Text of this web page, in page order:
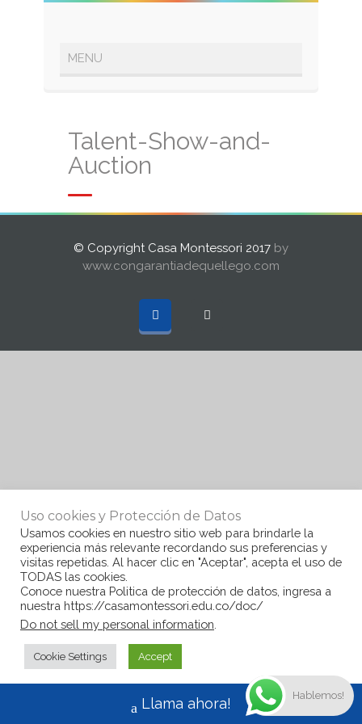
Talent-Show-and-
Auction
© Copyright Casa Montessori 2017 by
www.congarantiadequellego.com
Uso cookies y Protección de Datos
Usamos cookies en nuestro sitio web para brindarle la
experiencia más relevante recordando sus preferencias y
visitas repetidas. Al hacer clic en "Aceptar", acepta el uso de
TODAS las cookies.
Conoce nuestra Politica de protección de datos, ingresa a
nuestra https://casamontessori.edu.co/doc/
Do not sell my personal information
Cookie Settings Accept
Llama ahora! Hablemos!